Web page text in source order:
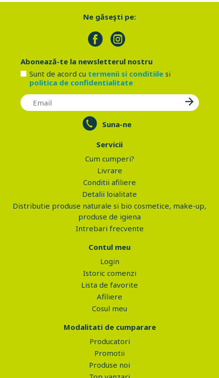
Ne găseşti pe:
Abonează-te la newsletterul nostru
Sunt de acord cu termenii si conditiilesi
politica de confidentialitate
Suna-ne
Servicii
Cum cumperi?
Livrare
Conditii afiliere
Detalii loialitate
Distributie produse naturale si bio cosmetice, make-up,
produse de igiena
Intrebari frecvente
Contul meu
Login
Istoric comenzi
Lista de favorite
Afiliere
Cosul meu
Modalitati de cumparare
Producatori
Promotii
Produse noi